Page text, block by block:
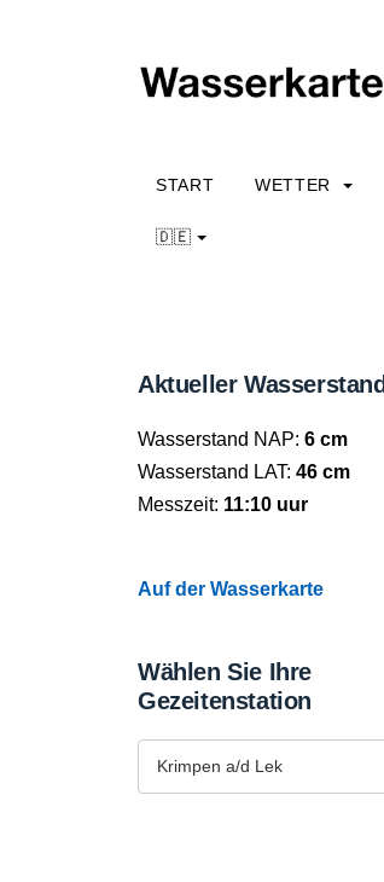
START WETTER
🇩🇪
Aktueller Wasserstand
Wasserstand NAP: 6 cm
Wasserstand LAT: 46 cm
Messzeit: 11:10 uur
Auf der Wasserkarte
Wählen Sie Ihre
Gezeitenstation